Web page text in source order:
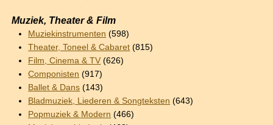
Muziek, Theater & Film
Muziekinstrumenten (598)
Theater, Toneel & Cabaret (815)
Film, Cinema & TV (626)
Componisten (917)
Ballet & Dans (143)
Bladmuziek, Liederen & Songteksten (643)
Popmuziek & Modern (466)